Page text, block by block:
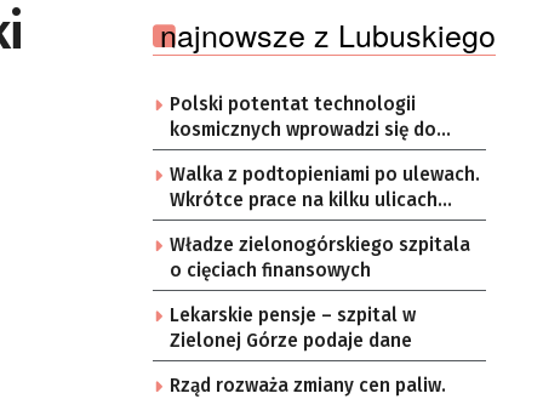
najnowsze z Lubuskiego
Polski potentat technologii
kosmicznych wprowadzi się do
Zielonej Góry
Walka z podtopieniami po ulewach.
Wkrótce prace na kilku ulicach
Gorzowa
Władze zielonogórskiego szpitala
o cięciach finansowych
Lekarskie pensje – szpital w
Zielonej Górze podaje dane
Rząd rozważa zmiany cen paliw.